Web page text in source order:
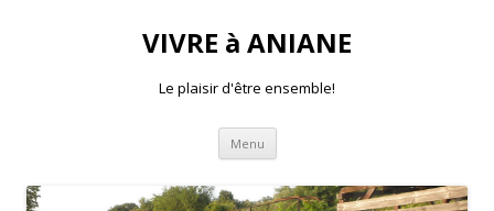
VIVRE à ANIANE
Le plaisir d'être ensemble!
Menu Aller
contenu